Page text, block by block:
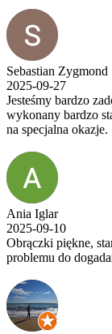
Sebastian Zygmond
2025-09-27
Jesteśmy bardzo
wykonany bardzo
na specjalna okazje.
Ania Iglar
2025-09-10
Obrączki piękne,
problemu do